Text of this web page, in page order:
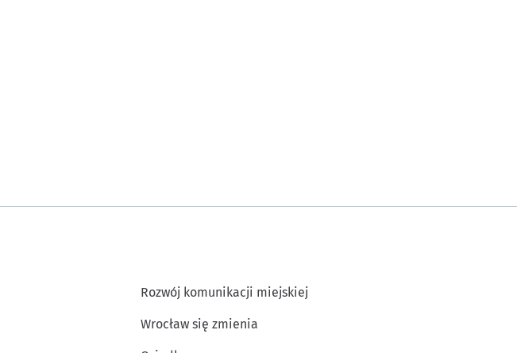
Rozwój komunikacji miejskiej
Wrocław się zmienia